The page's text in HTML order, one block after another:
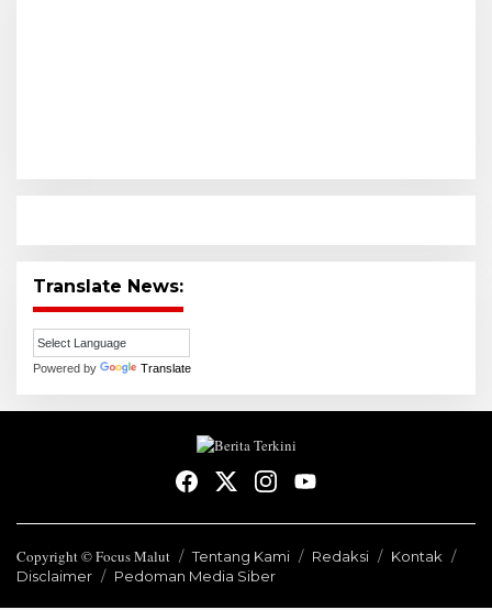
Translate News:
Powered by Translate
Copyright © Focus Malut Tentang Kami Redaksi
Kontak
Disclaimer
Pedoman Media Siber